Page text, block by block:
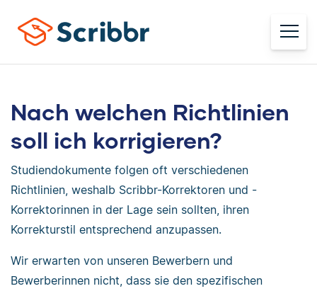
Nach welchen Richtlinien
soll ich korrigieren?
Studiendokumente folgen oft verschiedenen
Richtlinien, weshalb Scribbr-Korrektoren und -
Korrektorinnen in der Lage sein sollten, ihren
Korrekturstil entsprechend anzupassen.
Wir erwarten von unseren Bewerbern und
Bewerberinnen nicht, dass sie den spezifischen